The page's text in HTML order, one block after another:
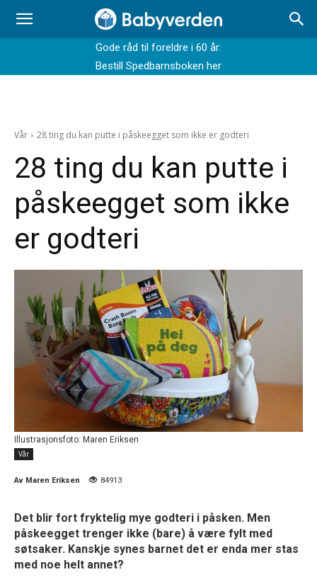
Gode råd til foreldre i 60 år:
Bestill Spedbarnsboken her
Vår 28 ting du kan putte i påskeegget som ikke er godteri
28 ting du kan putte i
påskeegget som ikke
er godteri
Illustrasjonsfoto: Maren Eriksen
Vår
Av Maren Eriksen 84913
Det blir fort fryktelig mye godteri i påsken. Men
påskeegget trenger ikke (bare) å være fylt med
søtsaker. Kanskje synes barnet det er enda mer stas
med noe helt annet?